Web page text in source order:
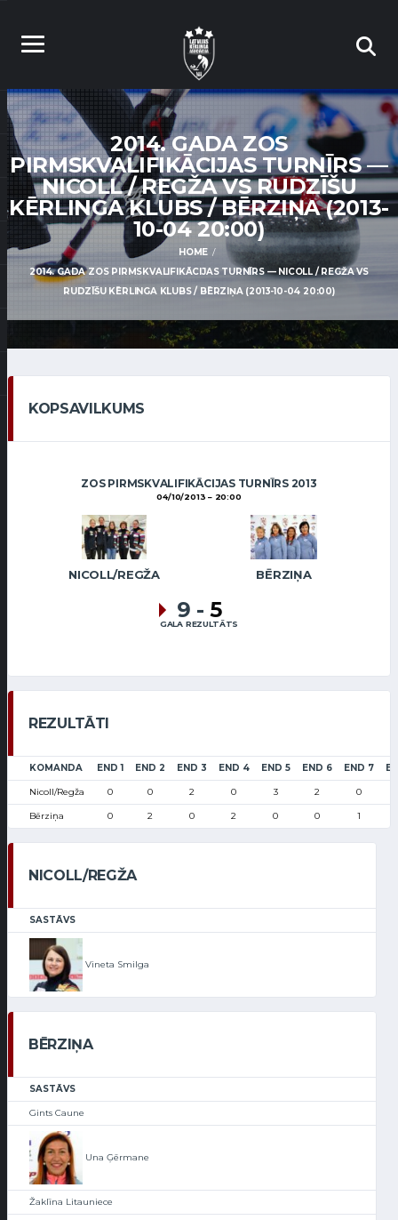
2014. GADA ZOS
PIRMSKVALIFIKĀCIJAS TURNĪRS —
NICOLL / REGŽA VS RUDZĪŠU
KĒRLINGA KLUBS / BĒRZIŅA (2013-
10-04 20:00)
HOME
2014. GADA ZOS PIRMSKVALIFIKĀCIJAS TURNĪRS — NICOLL / REGŽA VS
RUDZĪŠU KĒRLINGA KLUBS / BĒRZIŅA (2013-10-04 20:00)
KOPSAVILKUMS
ZOS PIRMSKVALIFIKĀCIJAS TURNĪRS 2013
04/10/2013 20:00
NICOLL/REGŽA BĒRZIŅA
9 - 5
GALA REZULTĀTS
REZULTĀTI
KOMANDA END 1 END 2 END 3 END 4 END 5 END 6 END 7
Nicoll/Regža 0 0 2 0 3 2 0
Bērziņa 0 2 0 2 0 0 1
NICOLL/REGŽA
SASTĀVS
Vineta Smilga
BĒRZIŅA
SASTĀVS
Gints Caune
Una Ģērmane
Žaklīna Litauniece